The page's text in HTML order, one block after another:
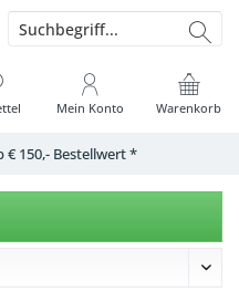
€ 150,- Bestellwert *
Warenkorb
Mein Konto